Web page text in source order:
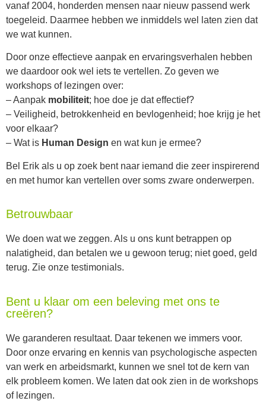
vanaf 2004, honderden mensen naar nieuw passend werk
toegeleid. Daarmee hebben we inmiddels wel laten zien dat
we wat kunnen.
Door onze effectieve aanpak en ervaringsverhalen hebben
we daardoor ook wel iets te vertellen. Zo geven we
workshops of lezingen over:
– Aanpak mobiliteit; hoe doe je dat effectief?
– Veiligheid, betrokkenheid en bevlogenheid; hoe krijg je het
voor elkaar?
– Wat is Human Design en wat kun je ermee?
Bel Erik als u op zoek bent naar iemand die zeer inspirerend
en met humor kan vertellen over soms zware onderwerpen.
Betrouwbaar
We doen wat we zeggen. Als u ons kunt betrappen op
nalatigheid, dan betalen we u gewoon terug; niet goed, geld
terug. Zie onze testimonials.
Bent u klaar om een beleving met ons te
creëren?
We garanderen resultaat. Daar tekenen we immers voor.
Door onze ervaring en kennis van psychologische aspecten
van werk en arbeidsmarkt, kunnen we snel tot de kern van
elk probleem komen. We laten dat ook zien in de workshops
of lezingen.